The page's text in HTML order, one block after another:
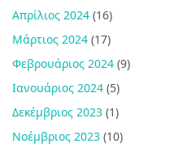
Απρίλιος 2024 (16)
Μάρτιος 2024 (17)
Φεβρουάριος 2024 (9)
Ιανουάριος 2024 (5)
Δεκέμβριος 2023 (1)
Νοέμβριος 2023 (10)